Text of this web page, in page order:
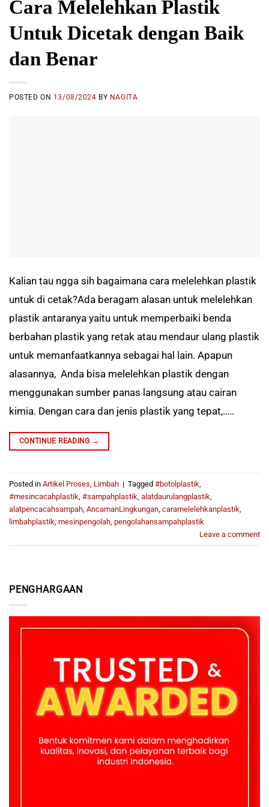
PENGHARGAAN
Cara Melelehkan Plastik
Untuk Dicetak dengan Baik
dan Benar
POSTED ON 13/08/2024 BY NAGITA
Kalian tau ngga sih bagaimana cara melelehkan plastik
untuk di cetak?Ada beragam alasan untuk melelehkan
plastik antaranya yaitu untuk memperbaiki benda
berbahan plastik yang retak atau mendaur ulang plastik
untuk memanfaatkannya sebagai hal lain. Apapun
alasannya, Anda bisa melelehkan plastik dengan
menggunakan sumber panas langsung atau cairan
kimia. Dengan cara dan jenis plastik yang tepat,…..
CONTINUE READING →
Posted in Artikel Proses Limbah | Tagged #botolplastik
#mesincacahplastik #sampahplastik alatdaurulangplastik
alatpencacahsampah AncamanLingkungan caramelelehkanplastik
limbahplastik mesinpengolah pengolahansampahplastik
Leave a comment